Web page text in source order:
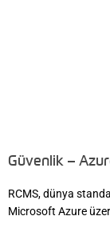
Güvenlik –
RCMS, dünya
Microsoft Azure